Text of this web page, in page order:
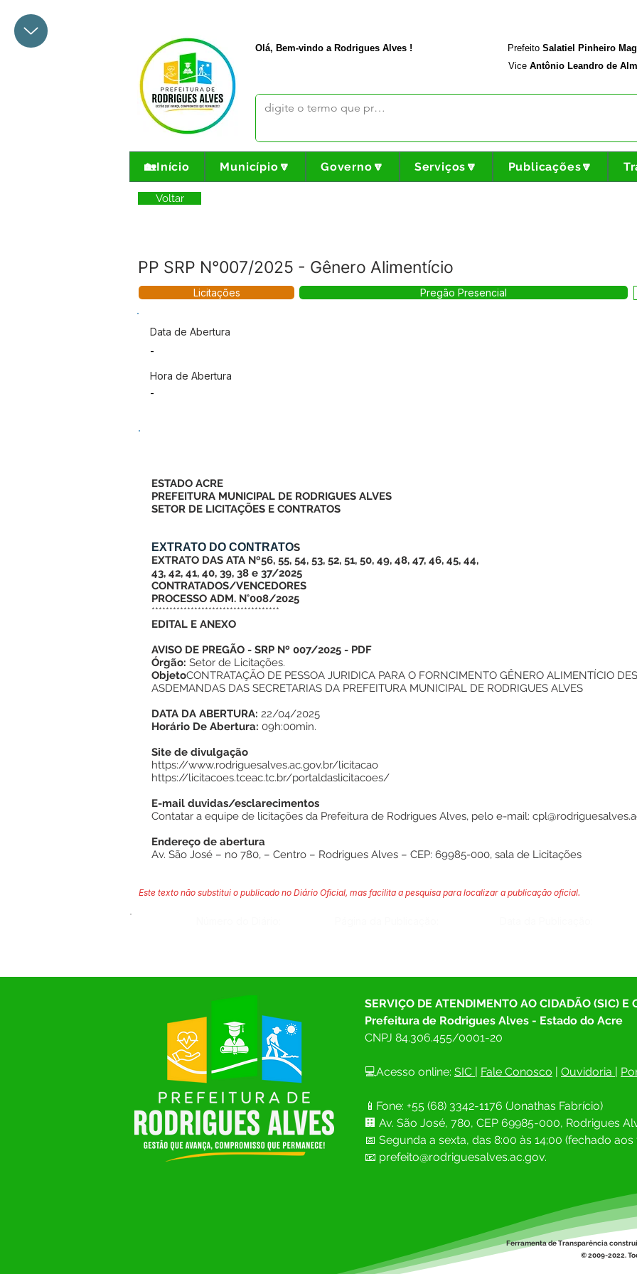
Olá, Bem-vindo a Rodrigues Alves ! Prefeito Salatiel Pinheiro
Vice Antônio Leandro de
🏡Início Município🔽 Governo🔽 Serviços🔽 Publicações🔽
Voltar
PP SRP N°007/2025 - Gênero Alimentício
Licitações Pregão Presencial
Data de Abertura
-
Hora de Abertura
-
ESTADO ACRE
PREFEITURA MUNICIPAL DE RODRIGUES ALVES
SETOR DE LICITAÇÕES E CONTRATOS
EXTRATO DO CONTRATOS
EXTRATO DAS ATA Nº56, 55, 54, 53, 52, 51, 50, 49, 48, 47, 46, 45, 44,
43, 42, 41, 40, 39, 38 e 37/2025
CONTRATADOS/VENCEDORES
PROCESSO ADM. N°008/2025
************************************
EDITAL E ANEXO
AVISO DE PREGÃO - SRP Nº 007/2025 - PDF
Órgão: Setor de Licitações.
ObjetoCONTRATAÇÃO DE PESSOA JURIDICA PARA O FORNCIMENTO GÊNERO ALIMENTÍCIO
ASDEMANDAS DAS SECRETARIAS DA PREFEITURA MUNICIPAL DE RODRIGUES ALVES
DATA DA ABERTURA: 22/04/2025
Horário De Abertura: 09h:00min.
Site de divulgação
https://www.rodriguesalves.ac.gov.br/licitacao
https://licitacoes.tceac.tc.br/portaldaslicitacoes/
E-mail duvidas/esclarecimentos
Contatar a equipe de licitações da Prefeitura de Rodrigues Alves, pelo e-mail:
Endereço de abertura
Av. São José – no 780, – Centro – Rodrigues Alves – CEP: 69985-000, sala de Licitações
Este texto não substitui o publicado no Diário Oficial, mas facilita a pesquisa para localizar a publicação oficial.
SERVIÇO DE ATENDIMENTO AO CIDADÃO (SIC) E
Prefeitura de Rodrigues Alves - Estado do Acre
CNPJ 84.306.455/0001-20
💻Acesso online: SIC | Fale Conosco | Ouvidoria |
📱Fone: +55 (68) 3342-1176 (Jonathas Fabrício)
🏢 Av. São José, 780, CEP 69985-000, Rodrigues
📅 Segunda a sexta, das 8:00 às 14;00 (fechado
📧 prefeito@rodriguesalves.ac.gov.
Ferramenta de Transparência
© 2009-2022.